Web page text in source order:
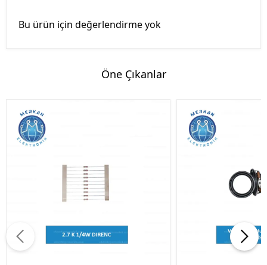
Bu ürün için değerlendirme yok
Öne Çıkanlar